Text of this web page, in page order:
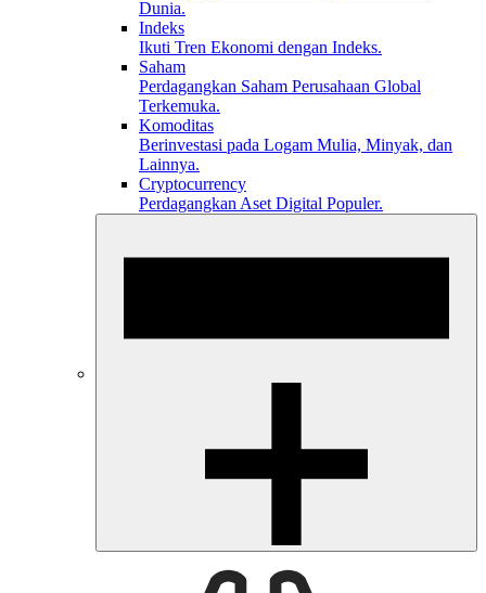
Dunia.
Indeks
Ikuti Tren Ekonomi dengan Indeks.
Saham
Perdagangkan Saham Perusahaan Global
Terkemuka.
Komoditas
Berinvestasi pada Logam Mulia, Minyak, dan
Lainnya.
Cryptocurrency
Perdagangkan Aset Digital Populer.